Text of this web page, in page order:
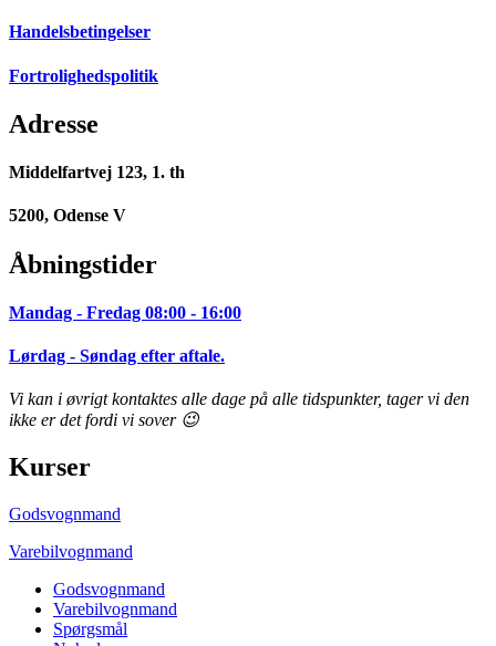
Handelsbetingelser
Fortrolighedspolitik
Adresse
Middelfartvej 123, 1. th
5200, Odense V
Åbningstider
Mandag - Fredag 08:00 - 16:00
Lørdag - Søndag efter aftale.
Vi kan i øvrigt kontaktes alle dage på alle tidspunkter, tager vi den
ikke er det fordi vi sover 😉
Kurser
Godsvognmand
Varebilvognmand
Godsvognmand
Varebilvognmand
Spørgsmål